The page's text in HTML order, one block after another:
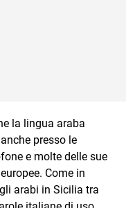
la lingua araba
presso le
e molte delle sue
Come in
arabi in Sicilia tra